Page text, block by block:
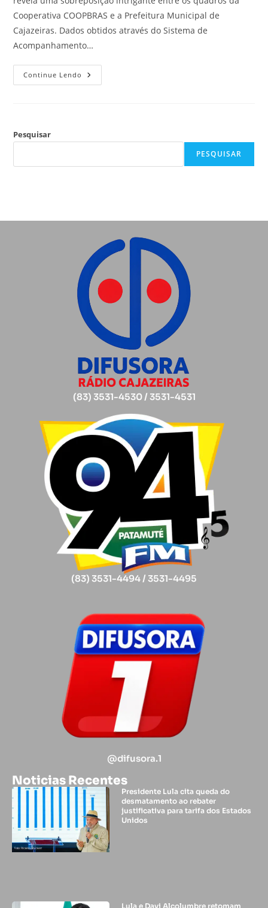
Cooperativa COOPBRAS e a Prefeitura Municipal de
Cajazeiras. Dados obtidos através do Sistema de
Acompanhamento…
Continue Lendo
Pesquisar
PESQUISAR
(83) 3531-4530 / 3531-4531
(83) 3531-4494 / 3531-4495
@difusora.1
Noticias Recentes
Presidente Lula cita queda do
desmatamento ao rebater
justificativa para tarifa dos Estados
Unidos
Lula e Davi Alcolumbre retomam